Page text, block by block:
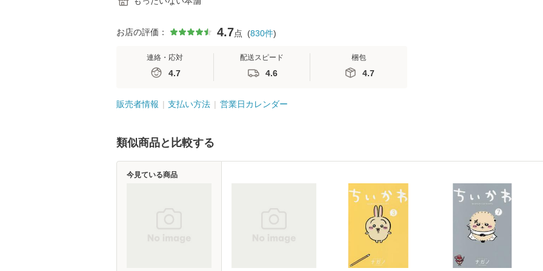
お店の評価： 4.7点 (830件)
連絡・応対
4.7
配送スピード
4.6
梱包
4.7
販売者情報 支払い方法 営業日カレンダー
類似商品と比較する
今見ている商品